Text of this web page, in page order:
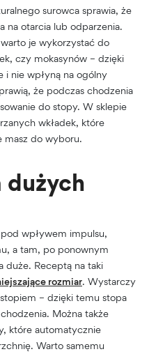
surowca sprawia, że
na otarcia lub odparzenia.
je wykorzystać do
czy mokasynów – dzięki
nie wpłyną na ogólny
że podczas chodzenia
do stopy. W sklepie
wkładek, które
masz do wyboru.
dużych
wpływem impulsu,
a tam, po ponownym
duże. Receptą na taki
rozmiar. Wystarczy
– dzięki temu stopa
Można także
które automatycznie
Warto samemu